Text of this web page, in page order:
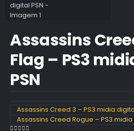
Assassins
Flag – PS3
PSN
Assassins Creed 3 – PS3 midia
Assassins Creed Rogue – PS3 midia